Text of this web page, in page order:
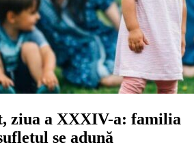
ziua a XXXIV-a: familia
se adună